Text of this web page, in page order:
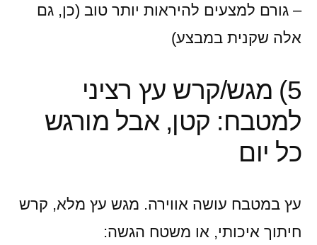
– גורם למצעים להיראות יותר טוב (כן, גם
אלה שקנית במבצע)
5) מגש/קרש עץ רציני
למטבח: קטן, אבל מורגש
כל יום
עץ במטבח עושה אווירה. מגש עץ מלא, קרש
חיתוך איכותי, או משטח הגשה: